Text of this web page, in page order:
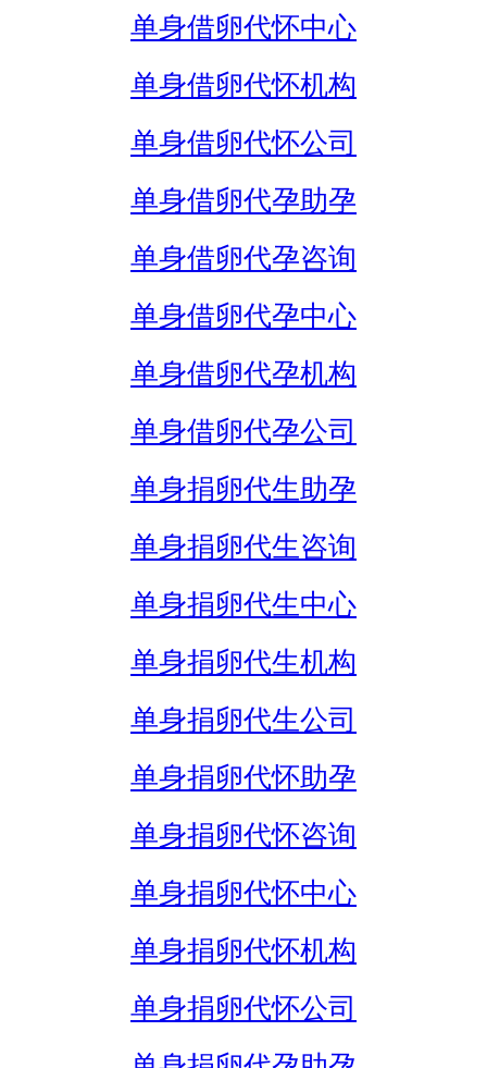
单身借卵代怀中心
单身借卵代怀机构
单身借卵代怀公司
单身借卵代孕助孕
单身借卵代孕咨询
单身借卵代孕中心
单身借卵代孕机构
单身借卵代孕公司
单身捐卵代生助孕
单身捐卵代生咨询
单身捐卵代生中心
单身捐卵代生机构
单身捐卵代生公司
单身捐卵代怀助孕
单身捐卵代怀咨询
单身捐卵代怀中心
单身捐卵代怀机构
单身捐卵代怀公司